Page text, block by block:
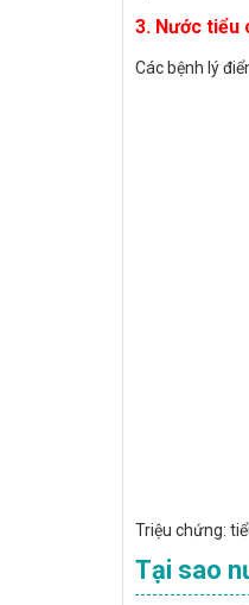
3. Nước tiểu
Các bệnh lý
Triệu chứng:
Tại sao